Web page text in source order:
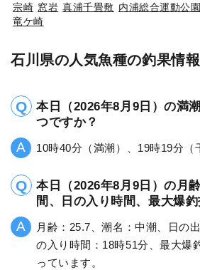
宗崎 窓岩 真浦千畳敷 内浦総合運動公園
竜ケ崎
石川県の人気魚種の釣果情報
本日（2026年8月9日）の満
つですか？
10時40分（満潮）、19時19分（
本日（2026年8月9日）の月
間、日の入り時間、最大爆
月齢：25.7、潮名：中潮、日の
の入り時間：18時51分、最大爆
っています。